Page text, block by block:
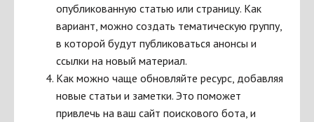
опубликованную статью или страницу. Как
вариант, можно создать тематическую группу,
в которой будут публиковаться анонсы и
ссылки на новый материал.
Как можно чаще обновляйте ресурс, добавляя
новые статьи и заметки. Это поможет
привлечь на ваш сайт поискового бота, и